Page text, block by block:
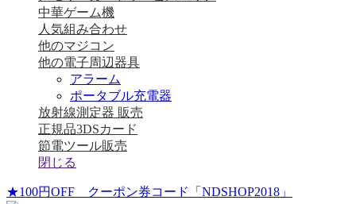
中華ゲーム機
人気組み合わせ
他のマジコン
他の電子周辺器具
アラーム
ポータブル充電器
放射線測定器 販売
正規品3DSカード
節電ツール販売
閉じる
★100円OFF クーポン券コード「NDSHOP2018」